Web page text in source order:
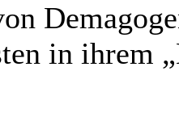
in ihrem